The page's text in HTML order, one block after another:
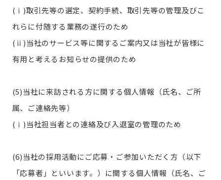
(ⅰ)取引先等の選定、契約手続、取引先等の管理及びこ
れらに付随する業務の遂行のため
(ⅱ)当社のサービス等に関するご案内又は当社が皆様に
有用と考えるお知らせの提供のため
(5)当社に来訪される方に関する個人情報（氏名、ご所
属、ご連絡先等）
(ⅰ)当社担当者との連絡及び入退室の管理のため
(6)当社の採用活動にご応募・ご参加いただく方（以下
「応募者」といいます。）に関する個人情報（氏名、ご